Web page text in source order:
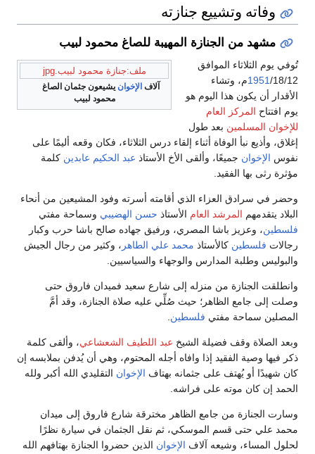
وفاته وتشييع جنازته
مشهد من الجنازة المهيبة للصاغ محمود لبيب
ملف:جنازة محمود لبيب.jpg
آلاف الإخوان يشيعون جثمان الصاغ
محمود لبيب
تُوفي يوم الثلاثاء الموافق
1951/18/12م، وتشاء
الأقدار أن يكون هذا اليوم هو
يوم افتتاح المركز العام
للإخوان المسلمين بعد طول
إغلاق، وأذيع نبأ الوفاة أثناء إلقاء درس الثلاثاء، فكان وقعه أليمًا على
نفوس الإخوان جميعًا، وألقى الأخ الأستاذ عبد الحكيم عابدين كلمة
مؤثرة رثى بها الفقيد.
وحضر في سرادق العزاء الذي أقامته أسرته وفود المشيعين من أنحاء
البلاد يتقدمهم المرشد العام الأستاذ حسن الهضيبي وسماحة مفتي
فلسطين، وعزيز باشا المصري، ورفيق جهاده صالح باشا حرب وكبار
رجالات فلسطين كالأستاذ محمد علي الطاهر ، وكثير من رجال الجيش
والبوليس وطلبة المدارس والوجهاء والسياسيين.
وانطلقت الجنازة من منزله إلى شارع سعيد فميدان فاروق حتى
وصلت إلى جامع الظاهر؛ حيث صُلِّي عليه صلاة الجنازة، وقد أمَّ
المصلين سماحة مفتي فلسطين
وبعد الصلاة وقف فضيلة الشيخ عبد اللطيف الشعشاعي، وألقى كلمة
ذكر فيها وصية الفقيد إذا وافاه أجله المحتوم، وهي أن يُدفن بملابسه إن
كان شهيدًا أو يُهتف على جثمانه بهتاف الإخوان التقليدي الله أكبر ولله
الحمد إن كان موته على فراشه.
وسارت الجنازة من جامع الظاهر مخترقة شارع فاروق إلى ميدان
محمد علي حتى قسم الموسكي، ثم نقل الجثمان في سيارة نظرًا
لحلول المساء، وشيعه آلاف الإخوان الذين حضروا الجنازة بهتافهم الله